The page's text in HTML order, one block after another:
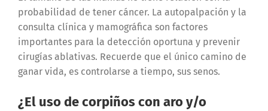
probabilidad de tener cáncer. La autopalpación y la
consulta clínica y mamográfica son factores
importantes para la detección oportuna y prevenir
cirugías ablativas. Recuerde que el único camino de
ganar vida, es controlarse a tiempo, sus senos.
¿El uso de corpiños con aro y/o